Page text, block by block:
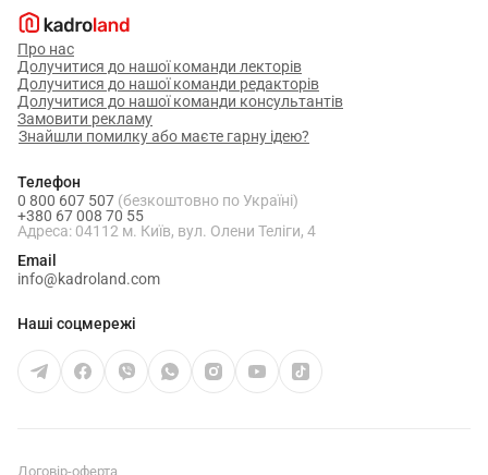
Про нас
Долучитися до нашої команди лекторів
Долучитися до нашої команди редакторів
Долучитися до нашої команди консультантів
Замовити рекламу
Знайшли помилку або маєте гарну ідею?
Телефон
0 800 607 507 (безкоштовно по Україні)
+380 67 008 70 55
Адреса: 04112 м. Київ, вул. Олени Теліги, 4
Email
info@kadroland.com
Наші соцмережі
Договір-оферта